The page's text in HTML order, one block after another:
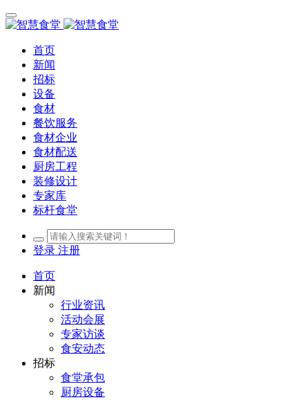
首页
新闻
招标
设备
食材
餐饮服务
食材企业
食材配送
厨房工程
装修设计
专家库
标杆食堂
登录 注册
首页
新闻
行业资讯
活动会展
专家访谈
食安动态
招标
食堂承包
厨房设备